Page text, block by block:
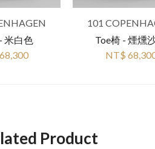
米白色
101
Toe椅 - 煙燻
NT$
Product